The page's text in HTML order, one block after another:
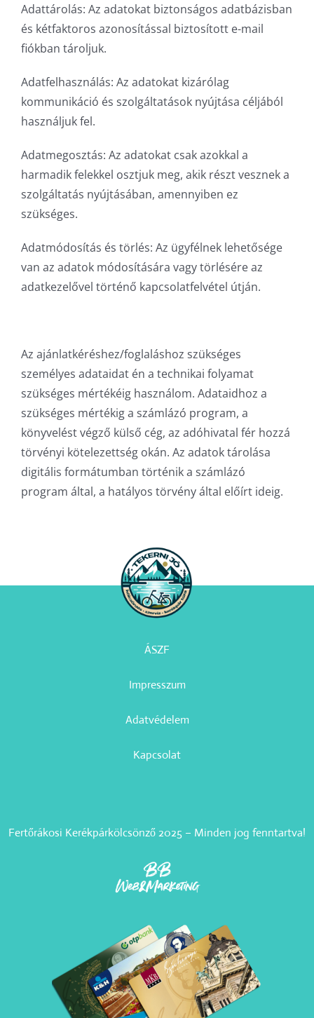
Adattárolás: Az adatokat biztonságos adatbázisban
és kétfaktoros azonosítással biztosított e-mail
fiókban tároljuk.
Adatfelhasználás: Az adatokat kizárólag
kommunikáció és szolgáltatások nyújtása céljából
használjuk fel.
Adatmegosztás: Az adatokat csak azokkal a
harmadik felekkel osztjuk meg, akik részt vesznek a
szolgáltatás nyújtásában, amennyiben ez
szükséges.
Adatmódosítás és törlés: Az ügyfélnek lehetősége
van az adatok módosítására vagy törlésére az
adatkezelővel történő kapcsolatfelvétel útján.
Az ajánlatkéréshez/foglaláshoz szükséges
személyes adataidat én a technikai folyamat
szükséges mértékéig használom. Adataidhoz a
szükséges mértékig a számlázó program, a
könyvelést végző külső cég, az adóhivatal fér hozzá
törvényi kötelezettség okán. Az adatok tárolása
digitális formátumban történik a számlázó
program által, a hatályos törvény által előírt ideig.
ÁSZF
Impresszum
Adatvédelem
Kapcsolat
Fertőrákosi Kerékpárkölcsönző 2025 – Minden jog fenntartva!